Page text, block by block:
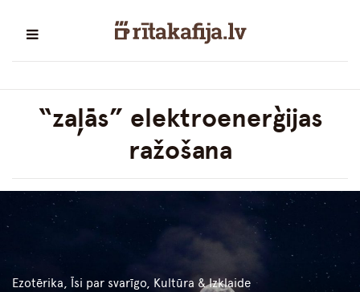
“zaļās” elektroenerģijas
ražošana
Ezotērika, Īsi par svarīgo, Kultūra & Izklaide